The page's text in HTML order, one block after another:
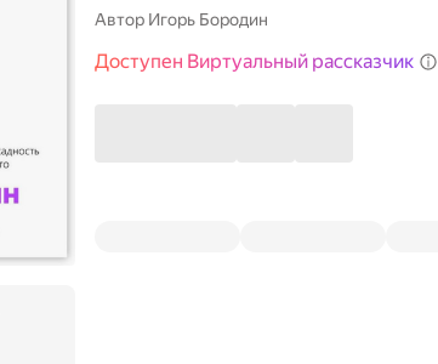
Автор Игорь Бородин
Доступен Виртуальный рассказчик